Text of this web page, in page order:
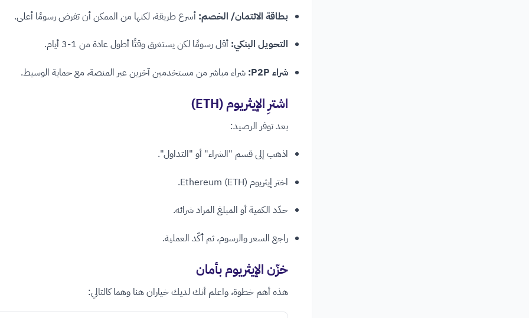
بطاقة الائتمان/ الخصم: أسرع طريقة، لكنها من الممكن أن تفرض رسومًا أعلى.
التحويل البنكي: أقل رسومًا لكن يستغرق وقتًا أطول عادة من 1-3 أيام.
شراء P2P:
شراء مباشر من مستخدمين آخرين عبر المنصة، مع حماية الوسيط.
اشترِ الإيثريوم (ETH)
بعد توفر الرصيد:
اذهب إلى قسم "الشراء" أو "التداول".
اختر إيثريوم Ethereum (ETH).
حدّد الكمية أو المبلغ المراد شرائه.
راجع السعر والرسوم، ثم أكّد العملية.
خزّن الإيثريوم بأمان
هذه أهم خطوة، واعلم أنك لديك خياران هنا وهما كالتالي: